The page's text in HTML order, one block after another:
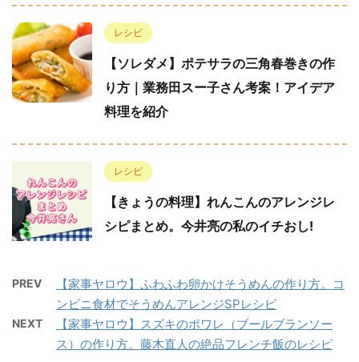
レシピ
【ソレダメ】ポテサラの三角春巻きの作
り方｜業務田スー子さん考案！アイデア
料理を紹介
レシピ
【きょうの料理】れんこんのアレンジレ
シピまとめ。今井亮の私のイチおし!
PREV
【家事ヤロウ】ふわふわ卵かけそうめんの作り方。コ
ンビニ食材でそうめんアレンジSPレシピ
NEXT
【家事ヤロウ】スズキのポワレ（ブールブランソー
ス）の作り方。藤木直人の絶品フレンチ飯のレシピ